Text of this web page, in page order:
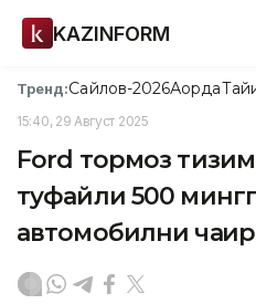
KAZINFORM
Тренд:Сайлов-2026Ақорда
15:40, 29 Август 2025
Ford тормоз
туфайли 500
автомобилни